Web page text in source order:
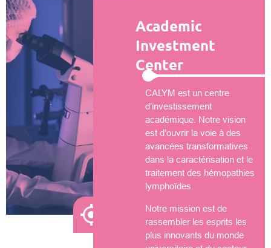
Academic
Investment
Center
CALYM est un centre
d’investissement
académique. Notre vision
est d’ouvrir la voie à des
avancées transformatives
dans la caractérisation et le
traitement des hémopathies
lymphoïdes.
Notre mission est de
rassembler les esprits les
plus innovants du monde